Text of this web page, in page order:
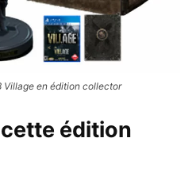
Village en édition collector
édition